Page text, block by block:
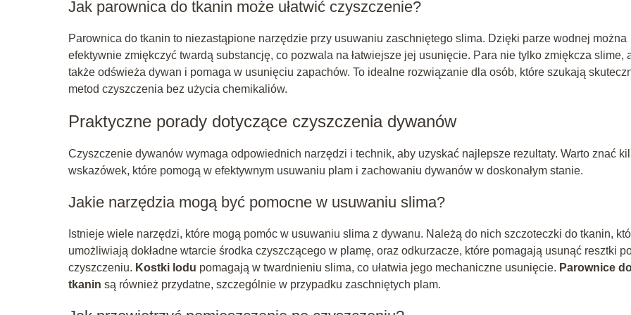
Jak parownica do tkanin może ułatwić czyszczenie?
Parownica do tkanin to niezastąpione narzędzie przy usuwaniu zaschniętego slima. Dzięki parze wodnej można
efektywnie zmiękczyć twardą substancję, co pozwala na łatwiejsze jej usunięcie. Para nie tylko zmiękcza slime,
także odświeża dywan i pomaga w usunięciu zapachów. To idealne rozwiązanie dla osób, które szukają
metod czyszczenia bez użycia chemikaliów.
Praktyczne porady dotyczące czyszczenia dywanów
Czyszczenie dywanów wymaga odpowiednich narzędzi i technik, aby uzyskać najlepsze rezultaty. Warto znać
wskazówek, które pomogą w efektywnym usuwaniu plam i zachowaniu dywanów w doskonałym stanie.
Jakie narzędzia mogą być pomocne w usuwaniu slima?
Istnieje wiele narzędzi, które mogą pomóc w usuwaniu slima z dywanu. Należą do nich szczoteczki do tkanin,
umożliwiają dokładne wtarcie środka czyszczącego w plamę, oraz odkurzacze, które pomagają usunąć resztki
czyszczeniu. Kostki lodu pomagają w twardnieniu slima, co ułatwia jego mechaniczne usunięcie. Parownice
tkanin są również przydatne, szczególnie w przypadku zaschniętych plam.